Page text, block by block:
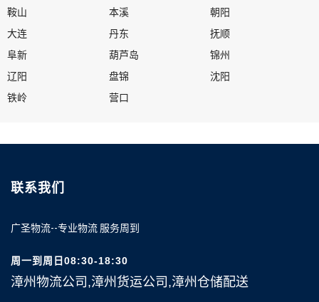
鞍山 本溪
朝阳
大连
丹东
抚顺
阜新
葫芦岛
锦州
辽阳
盘锦
沈阳
铁岭
营口
联系我们
广圣物流--专业物流 服务周到
周一到周日08:30-18:30
漳州物流公司,漳州货运公司,漳州仓储配送